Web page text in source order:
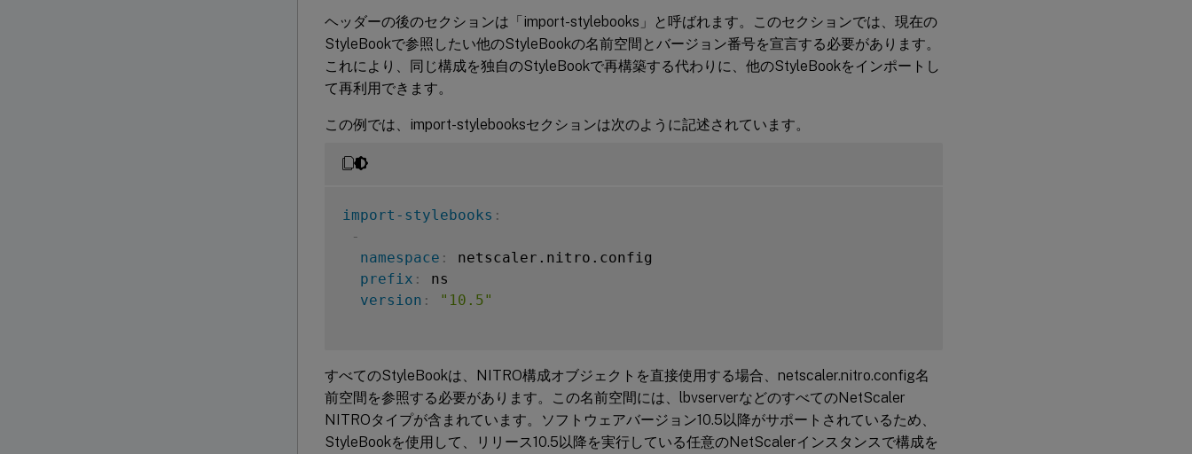
ヘッダーの後のセクションは「import-stylebooks」と呼ばれます。このセクションでは、現在の
StyleBookで参照したい他のStyleBookの名前空間とバージョン番号を宣言する必要があります。
これにより、同じ構成を独自のStyleBookで再構築する代わりに、他のStyleBookをインポートし
て再利用できます。
この例では、import-stylebooksセクションは次のように記述されています。
import-stylebooks :
-
namespace :
netscaler.nitro.config
prefix :
ns
version : "10.5"
すべてのStyleBookは、NITRO構成オブジェクトを直接使用する場合、netscaler.nitro.config名
前空間を参照する必要があります。この名前空間には、lbvserverなどのすべてのNetScaler
NITROタイプが含まれています。ソフトウェアバージョン10.5以降がサポートされているため、
StyleBookを使用して、リリース10.5以降を実行している任意のNetScalerインスタンスで構成を